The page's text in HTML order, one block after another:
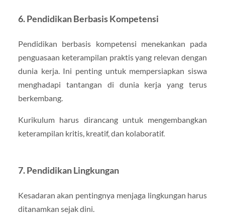
6.Pendidikan Berbasis Kompetensi
Pendidikan berbasis kompetensi menekankan pada
penguasaan keterampilan praktis yang relevan dengan
dunia kerja. Ini penting untuk mempersiapkan siswa
menghadapi tantangan di dunia kerja yang terus
berkembang.
Kurikulum harus dirancang untuk mengembangkan
keterampilan kritis, kreatif, dan kolaboratif.
7.Pendidikan Lingkungan
Kesadaran akan pentingnya menjaga lingkungan harus
ditanamkan sejak dini.